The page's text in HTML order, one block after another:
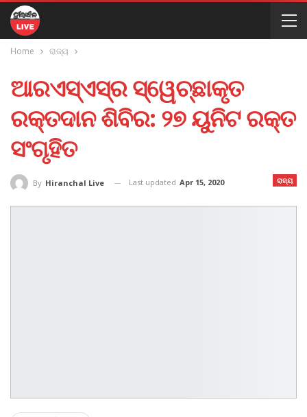
Home ରାଜ୍ୟ
ଆରଏସ୍‌ଏସ୍‌ର ସ୍ୱେଚ୍ଛାକୃତ
ରକ୍ତଦାନ ଶିବିର: ୨୭ ୟୁନିଟ ରକ୍ତ
ସଂଗୃହିତ
ରାଜ୍ୟ
By Hiranchal Live Last updated Apr 15, 2020